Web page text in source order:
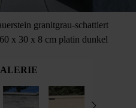
granitgrau-schattiert
x 30 x 8 cm platin dunkel